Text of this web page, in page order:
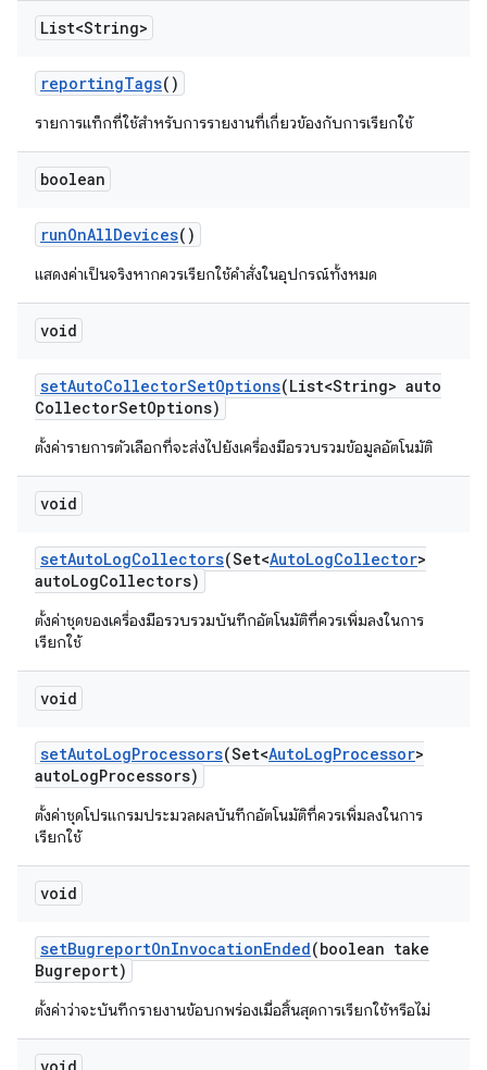
List<String>
reportingTags()
รายการแท็กที่ใช้สำหรับการรายงานที่เกี่ยวข้องกับการเรียกใช้
boolean
runOnAllDevices()
แสดงค่าเป็นจริงหากควรเรียกใช้คำสั่งในอุปกรณ์ทั้งหมด
void
setAutoCollectorSetOptions(List<String> auto
CollectorSetOptions)
ตั้งค่ารายการตัวเลือกที่จะส่งไปยังเครื่องมือรวบรวมข้อมูลอัตโนมัติ
void
setAutoLogCollectors(Set<AutoLogCollector>
autoLogCollectors)
ตั้งค่าชุดของเครื่องมือรวบรวมบันทึกอัตโนมัติที่ควรเพิ่มลงในการ
เรียกใช้
void
setAutoLogProcessors(Set<AutoLogProcessor>
autoLogProcessors)
ตั้งค่าชุดโปรแกรมประมวลผลบันทึกอัตโนมัติที่ควรเพิ่มลงในการ
เรียกใช้
void
setBugreportOnInvocationEnded(boolean take
Bugreport)
ตั้งค่าว่าจะบันทึกรายงานข้อบกพร่องเมื่อสิ้นสุดการเรียกใช้หรือไม่